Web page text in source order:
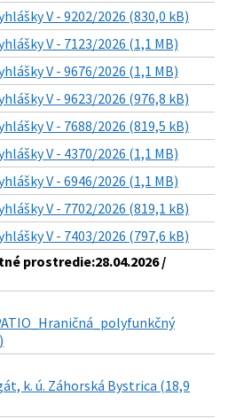
V - 9202/2026 (830,0 kB)
V - 7123/2026 (1,1 MB)
V - 9676/2026 (1,1 MB)
V - 9623/2026 (976,8 kB)
V - 7688/2026 (819,5 kB)
V - 4370/2026 (1,1 MB)
V - 6946/2026 (1,1 MB)
V - 7702/2026 (819,1 kB)
V - 7403/2026 (797,6 kB)
prostredie:28.04.2026 /
k. ú. Záhorská Bystrica (18,9